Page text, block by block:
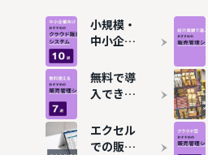
小規模・
中小企業
ウド販売
管理シス
テムおす
すめ10選
無料で導
入できる
システム
おすすめ
エクセル
での販売